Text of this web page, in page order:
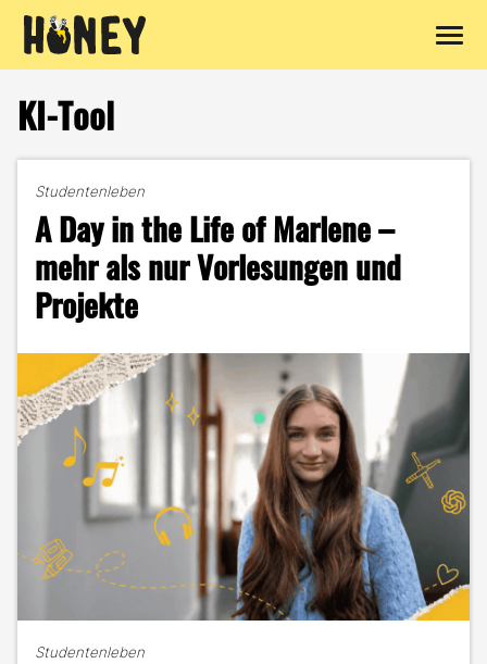
Inhalt
springen
KI-Tool
Studentenleben
A Day in the Life of Marlene –
mehr als nur Vorlesungen und
Projekte
Studentenleben